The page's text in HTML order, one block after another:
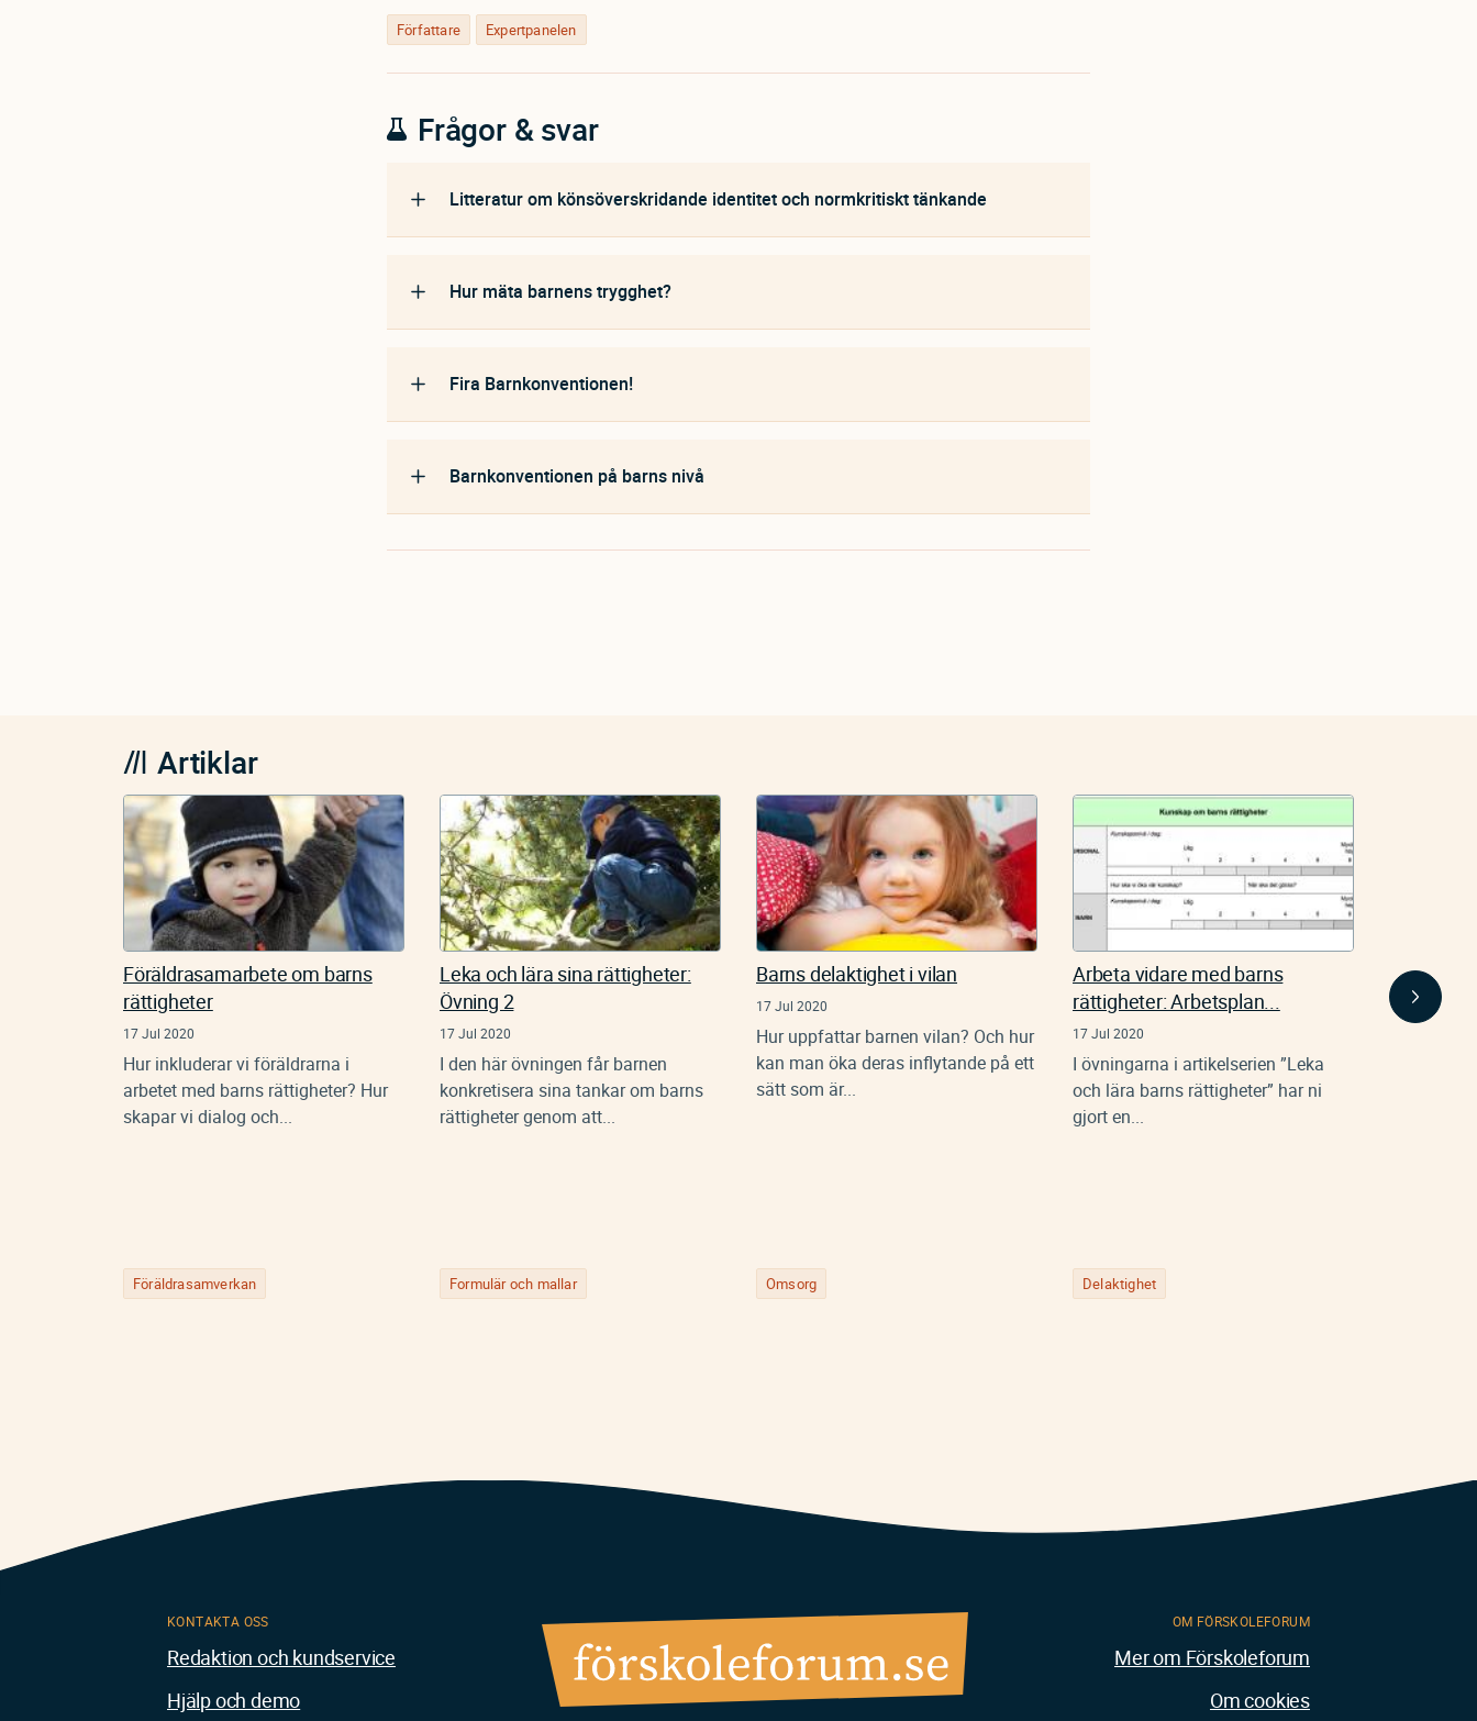
Författare Expertpanelen
Frågor & svar
Litteratur om könsöverskridande identitet och normkritiskt tänkande
Hur mäta barnens trygghet?
Fira Barnkonventionen!
Barnkonventionen på barns nivå
Artiklar
Föräldrasamarbete om barns
rättigheter
17 Jul 2020
Hur inkluderar vi föräldrarna i
arbetet med barns rättigheter? Hur
skapar vi dialog och...
Föräldrasamverkan
Leka och lära sina rättigheter:
Övning 2
17 Jul 2020
I den här övningen får barnen
konkretisera sina tankar om barns
rättigheter genom att...
Formulär och mallar
Barns delaktighet i vilan
17 Jul 2020
Hur uppfattar barnen vilan? Och hur
kan man öka deras inflytande på ett
sätt som är...
Omsorg
Arbeta vidare med barns
rättigheter: Arbetsplan...
17 Jul 2020
I övningarna i artikelserien ”Leka
och lära barns rättigheter” har ni
gjort en...
Delaktighet
KONTAKTA OSS
Redaktion och kundservice
Hjälp och demo
OM FÖRSKOLEFORUM
Mer om Förskoleforum
Om cookies